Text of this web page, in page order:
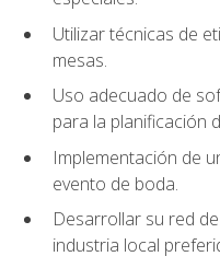
Utilizar técnicas de
mesas.
Uso adecuado de
para la planificación
Implementación de
evento de boda.
Desarrollar su red
industria local